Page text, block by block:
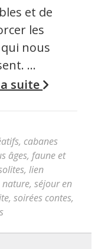
et de
les
nous
…
suite
, cabanes
âges, faune et
, lien
nature, séjour en
, soirées contes,